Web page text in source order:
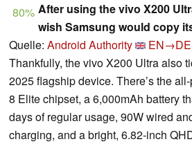
80% After using the vivo X200
wish Samsung would copy
Quelle: Android Authority
EN→DE
Thankfully, the vivo X200 Ultra also
2025 flagship device. There’s the
8 Elite chipset, a 6,000mAh battery
days of regular usage, 90W wired
charging, and a bright, 6.82-inch